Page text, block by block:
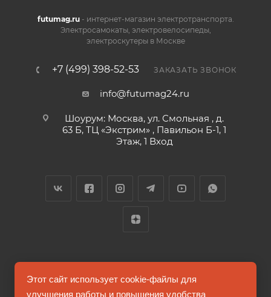
futumag.ru- интернет-магазин электротранспорта.
Электросамокаты, электровелосипеды,
электроскутеры в Москве
+7 (499) 398-52-53 ЗАКАЗАТЬ ЗВОНОК
info@futumag24.ru
Шоурум: Москва, ул. Смольная , д.
63 Б, ТЦ «Экстрим» , Павильон Б-1, 1
Этаж, 1 Вход
2026 © FUTUMAG.RU
Этот сайт использует cookie-файлы для
улучшения работы и повышения удобства